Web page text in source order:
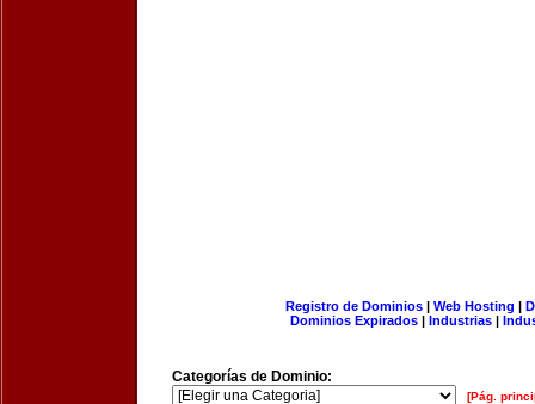
Registro de Dominios| Web Hosting |
Dominios Expirados | Industrias |
Categorías de Dominio:
[Pág.